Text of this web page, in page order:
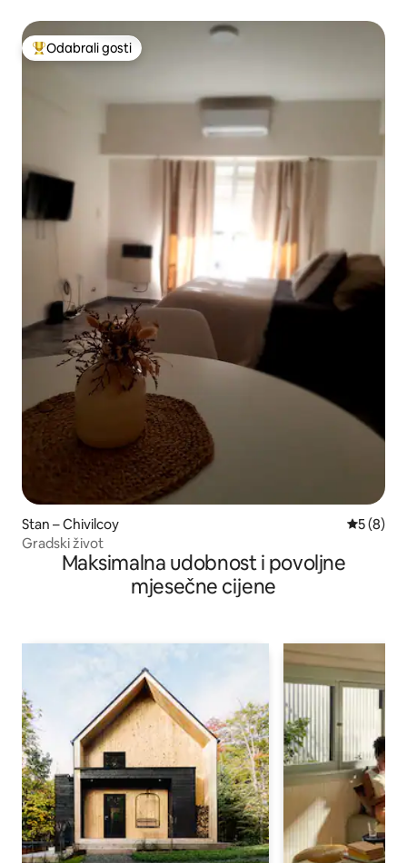
Među najviše rangiranima s oznakom „Odabrali gosti”
Odabrali gosti
Stan – Chivilcoy
5 (8)
Gradski život
Maksimalna udobnost i povoljne
mjesečne cijene